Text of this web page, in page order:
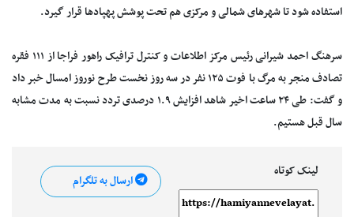
استفاده شود تا شهرهای شمالی و مرکزی هم تحت پوشش پهپادها قرار گیرد.
سرهنگ احمد شیرانی رئیس مرکز اطلاعات و کنترل ترافیک راهور فراجا از ۱۱۱ فقره
تصادف منجر به مرگ با فوت ۱۲۵ نفر در سه روز نخست طرح نوروز امسال خبر داد
و گفت: طی ۲۴ ساعت اخیر شاهد افزایش ۱.۹ درصدی تردد نسبت به مدت مشابه
سال قبل هستیم.
لینک کوتاه
ارسال به تلگرام